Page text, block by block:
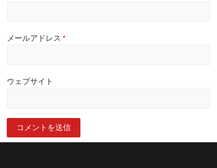
メールアドレス *
ウェブサイト